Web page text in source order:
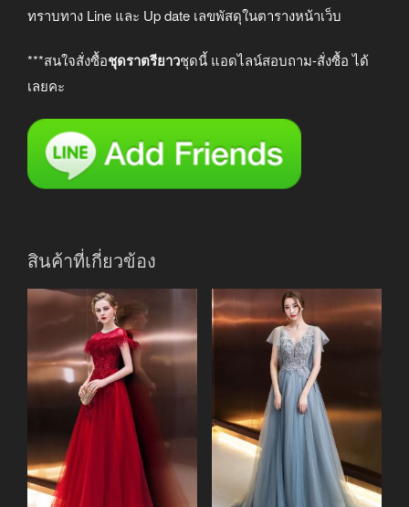
ทราบทาง Line และ Up date เลขพัสดุในตารางหน้าเว็บ
***สนใจสั่งซื้อชุดราตรียาวชุดนี้ แอดไลน์สอบถาม-สั่งซื้อ ได้
เลยคะ
สินค้าที่เกี่ยวข้อง